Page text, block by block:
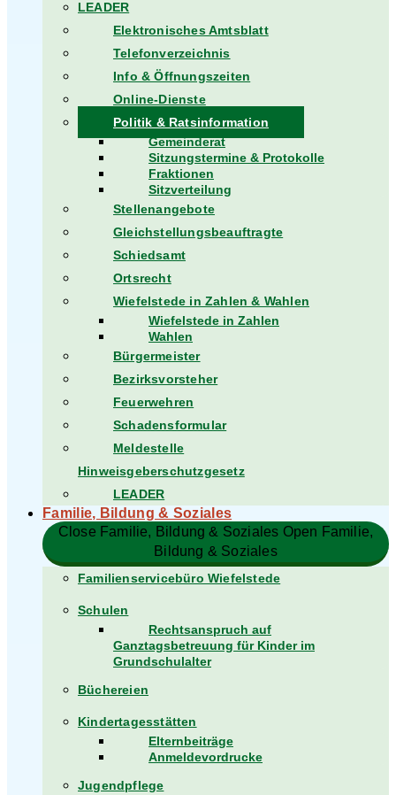
LEADER
Elektronisches Amtsblatt
Telefonverzeichnis
Info & Öffnungszeiten
Online-Dienste
Politik & Ratsinformation
Gemeinderat
Sitzungstermine & Protokolle
Fraktionen
Sitzverteilung
Stellenangebote
Gleichstellungsbeauftragte
Schiedsamt
Ortsrecht
Wiefelstede in Zahlen & Wahlen
Wiefelstede in Zahlen
Wahlen
Bürgermeister
Bezirksvorsteher
Feuerwehren
Schadensformular
Meldestelle
Hinweisgeberschutzgesetz
LEADER
Familie, Bildung & Soziales
Close Familie, Bildung & Soziales Open Familie,
Bildung & Soziales
Familienservicebüro Wiefelstede
Schulen
Rechtsanspruch auf
Ganztagsbetreuung für Kinder im
Grundschulalter
Büchereien
Kindertagesstätten
Elternbeiträge
Anmeldevordrucke
Jugendpflege